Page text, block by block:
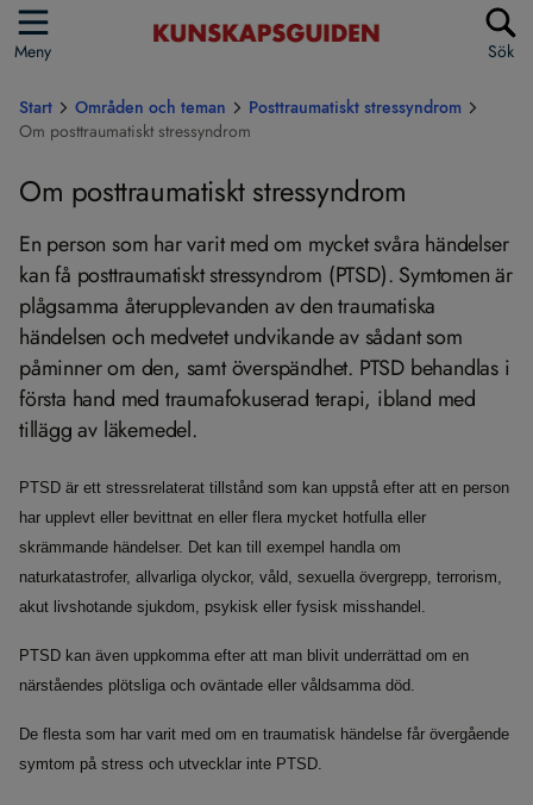
Meny Sök
Start Områden och teman
Posttraumatiskt stressyndrom
Om posttraumatiskt stressyndrom
Om posttraumatiskt stressyndrom
En person som har varit med om mycket svåra händelser
kan få posttraumatiskt stressyndrom (PTSD). Symtomen är
plågsamma återupplevanden av den traumatiska
händelsen och medvetet undvikande av sådant som
påminner om den, samt överspändhet. PTSD behandlas i
första hand med traumafokuserad terapi, ibland med
tillägg av läkemedel.
PTSD är ett stressrelaterat tillstånd som kan uppstå efter att en person
har upplevt eller bevittnat en eller flera mycket hotfulla eller
skrämmande händelser. Det kan till exempel handla om
naturkatastrofer, allvarliga olyckor, våld, sexuella övergrepp, terrorism,
akut livshotande sjukdom, psykisk eller fysisk misshandel.
PTSD kan även uppkomma efter att man blivit underrättad om en
närståendes plötsliga och oväntade eller våldsamma död.
De flesta som har varit med om en traumatisk händelse får övergående
symtom på stress och utvecklar inte PTSD.